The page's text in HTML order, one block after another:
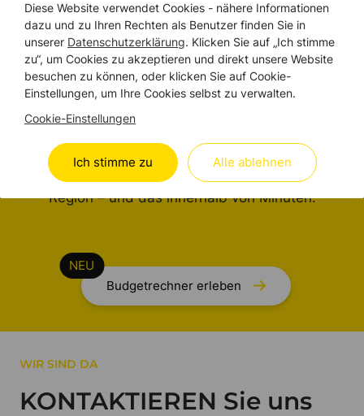
Spielend leicht Ihr
Brandschutz
PROJEKTBUDGET grob
kalkulieren.
Mehr Klarheit und Transparenz für Ihr geplantes
Brandschutz-Projekt in Nidwalden oder der
Region – und das innerhalb von Minuten.
Budgetrechner erleben
WIR SIND DA
KONTAKTIEREN Sie uns
Diese Website verwendet Cookies - nähere Informationen
dazu und zu Ihren Rechten als Benutzer finden Sie in
unserer Datenschutzerklärung. Klicken Sie auf „Ich stimme
zu“, um Cookies zu akzeptieren und direkt unsere Website
besuchen zu können, oder klicken Sie auf Cookie-
Einstellungen, um Ihre Cookies selbst zu verwalten.
Cookie-Einstellungen
Ich stimme zu Alle ablehnen